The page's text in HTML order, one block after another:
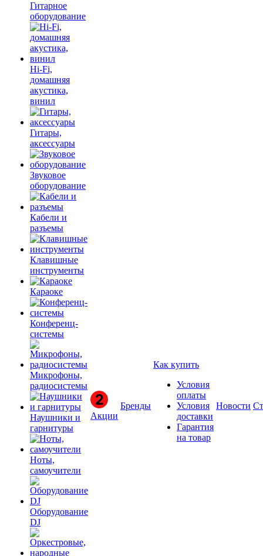
Гитарное
оборудование
Hi-Fi,
домашняя
акустика,
винил
Гитары,
аксессуары
Звуковое
оборудование
Кабели и
разъемы
Клавишные
инструменты
Караоке
Конференц-
системы
Микрофоны,
радиосистемы
Наушники и
гарнитуры
Ноты,
самоучители
Оборудование
DJ
Акции
Бренды
Как купить
Условия
оплаты
Условия
доставки
Гарантия
на товар
Новости